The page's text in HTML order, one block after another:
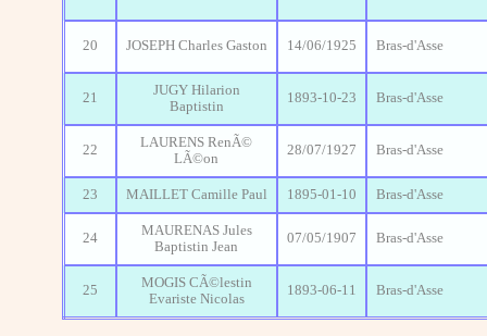
20 JOSEPH Charles Gaston 14/06/1925 Bras-d'Asse
21
JUGY Hilarion
Baptistin
1893-10-23 Bras-d'Asse
22
LAURENS RenÃ©
LÃ©on
28/07/1927 Bras-d'Asse
23 MAILLET Camille Paul 1895-01-10 Bras-d'Asse
24
MAURENAS Jules
Baptistin Jean
07/05/1907 Bras-d'Asse
25
MOGIS CÃ©lestin
Evariste Nicolas
1893-06-11 Bras-d'Asse